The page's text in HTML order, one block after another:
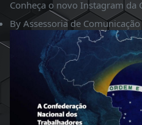
Conheça o novo Instagram da
By Assessoria de Comunicação